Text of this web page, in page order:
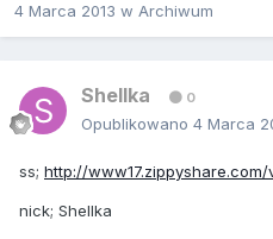
4 Marca 2013 w Archiwum
Shellka 0
Opublikowano 4 Marca
ss; http://www17.zippyshare.com/
nick; Shellka